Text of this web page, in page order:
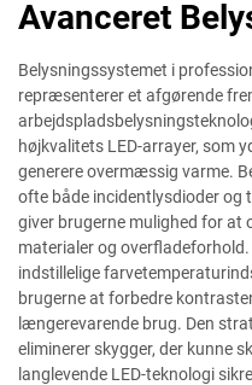
Avanceret
Belysningssystemet i
repræsenterer et afgørende
højkvalitets LED-arrayer, som
generere overmæssig varme.
ofte både incidentlysdioder og
giver brugerne mulighed for at
materialer og
indstillelige
brugerne at forbedre
længerevarende brug. Den
eliminerer skygger, der kunne
langlevende LED-teknologi